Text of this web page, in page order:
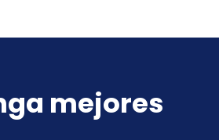
mejores